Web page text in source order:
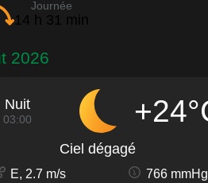
Journée
14 h 31 min
2026
Nuit
03:00
Ciel dégagé
E, 2.7 m/s
766 mmHg